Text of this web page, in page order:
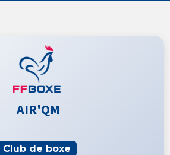
AIR'QM
Club de boxe